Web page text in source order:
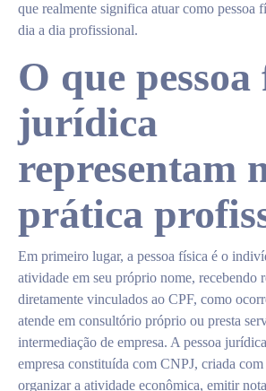
que realmente significa atuar como pessoa
dia a dia profissional.
O que pessoa
jurídica
representam
prática
Em primeiro lugar, a pessoa física é o
atividade em seu próprio nome, recebendo
diretamente vinculados ao CPF, como
atende em consultório próprio ou presta
intermediação de empresa. A pessoa
empresa constituída com CNPJ, criada
organizar a atividade econômica, emitir